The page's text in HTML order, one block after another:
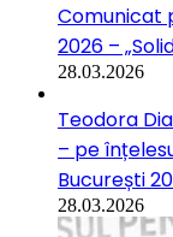
Comunicat
2026 –
28.03.2026
Teodora
– pe
București
28.03.2026